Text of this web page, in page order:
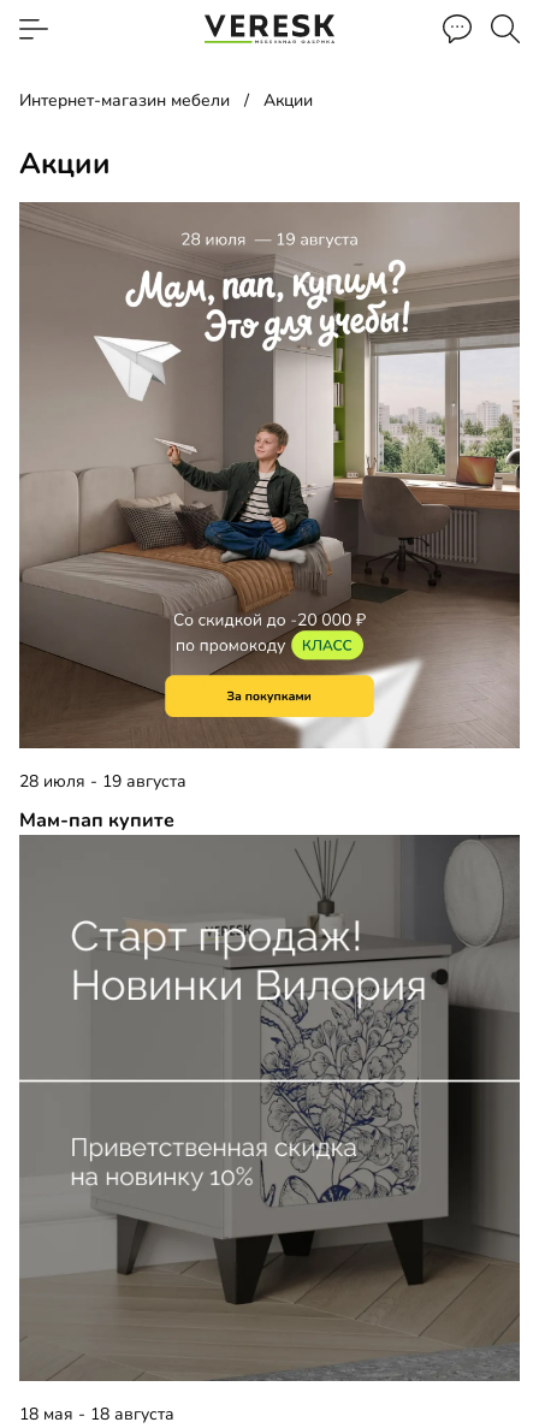
Интернет-магазин мебели Акции
Акции
28 июля - 19 августа
Мам-пап купите
18 мая - 18 августа